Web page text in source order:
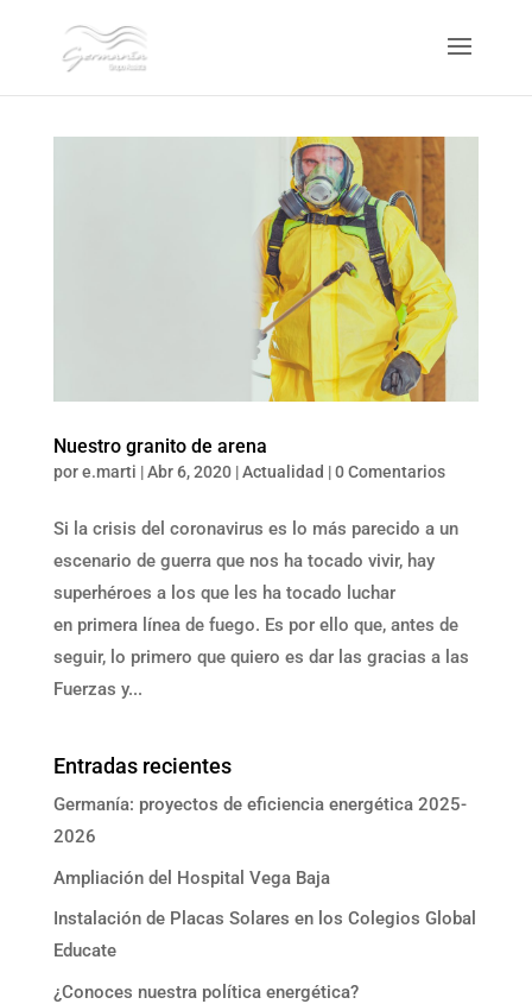
Nuestro granito de arena
pore.marti |Abr 6, 2020|Actualidad |0 Comentarios
Si la crisis del coronavirus es lo más parecido a un
escenario de guerra que nos ha tocado vivir, hay
superhéroes a los que les ha tocado luchar
en primera línea de fuego. Es por ello que, antes de
seguir, lo primero que quiero es dar las gracias a las
Fuerzas y...
Entradas recientes
Germanía: proyectos de eficiencia energética 2025-
2026
Ampliación del Hospital Vega Baja
Instalación de Placas Solares en los Colegios Global
Educate
¿Conoces nuestra política energética?